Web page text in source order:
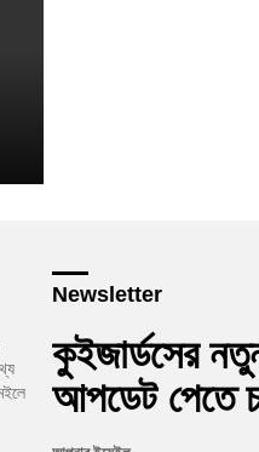
Newsletter
কুইজার্ডসের
আপডেট পেতে